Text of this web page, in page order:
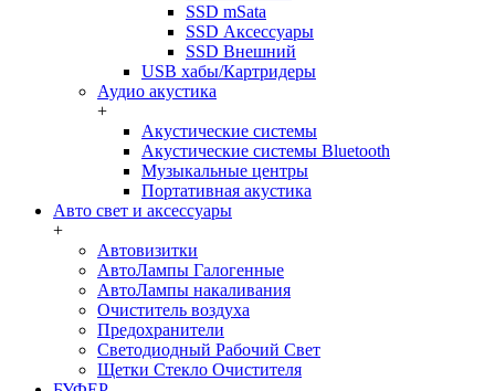
SSD mSata
SSD Аксессуары
SSD Внешний
USB хабы/Картридеры
Аудио акустика
+
Акустические системы
Акустические системы Bluetooth
Музыкальные центры
Портативная акустика
Авто свет и аксессуары
+
Автовизитки
АвтоЛампы Галогенные
АвтоЛампы накаливания
Очиститель воздуха
Предохранители
Светодиодный Рабочий Свет
Щетки Стекло Очистителя